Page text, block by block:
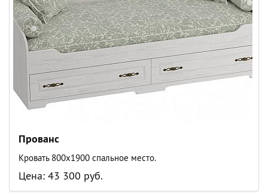
Прованс
Кровать 800х1900 спальное место.
Цена: 43 300 руб.